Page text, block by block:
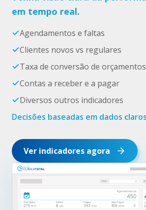
em tempo real.
Agendamentos e faltas
Clientes novos vs regulares
Taxa de conversão de orçamentos
Contas a receber e a pagar
Diversos outros indicadores
Decisões baseadas em dados
Ver indicadores agora